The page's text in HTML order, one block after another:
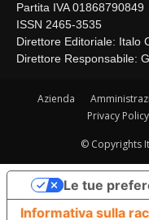
Partita IVA 01868790849
ISSN 2465-3535
Direttore Editoriale: Italo
Direttore Responsabile:
Azienda
Privacy Policy
© Copyrights
Informativa sulla
Le tue